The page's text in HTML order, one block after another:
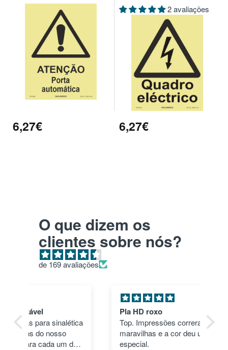
6,27€
2 avaliações
6,27€
O que dizem os
clientes sobre nós?
de 169 avaliações
Top. Impressões correram às mil
maravilhas e a cor deu um toque
especial.